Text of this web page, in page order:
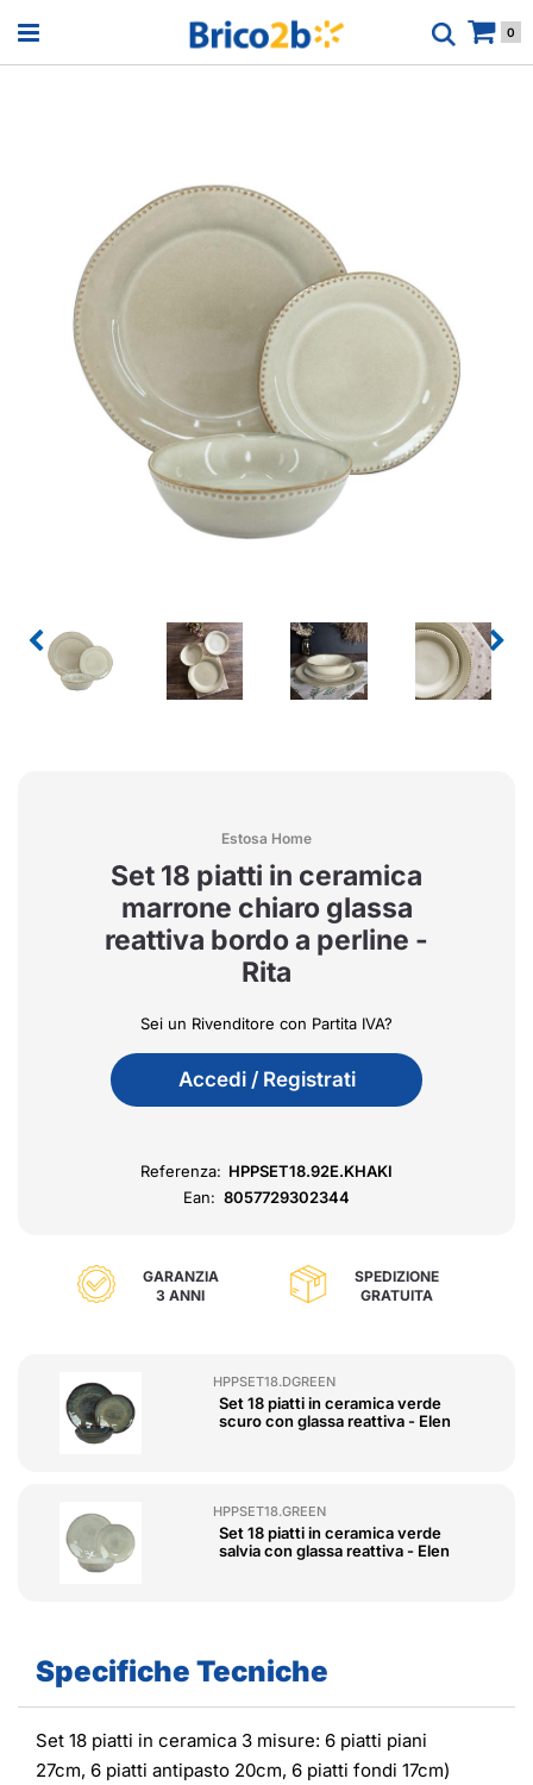
Open menu 0
Estosa Home
Set 18 piatti in ceramica
marrone chiaro glassa
reattiva bordo a perline -
Rita
Sei un Rivenditore con Partita IVA?
Accedi / Registrati
Referenza: HPPSET18.92E.KHAKI
Ean: 8057729302344
GARANZIA
3 ANNI
SPEDIZIONE
GRATUITA
HPPSET18.DGREEN
Set 18 piatti in ceramica verde
scuro con glassa reattiva - Elen
HPPSET18.GREEN
Set 18 piatti in ceramica verde
salvia con glassa reattiva - Elen
Specifiche Tecniche
Set 18 piatti in ceramica 3 misure: 6 piatti piani
27cm, 6 piatti antipasto 20cm, 6 piatti fondi 17cm)